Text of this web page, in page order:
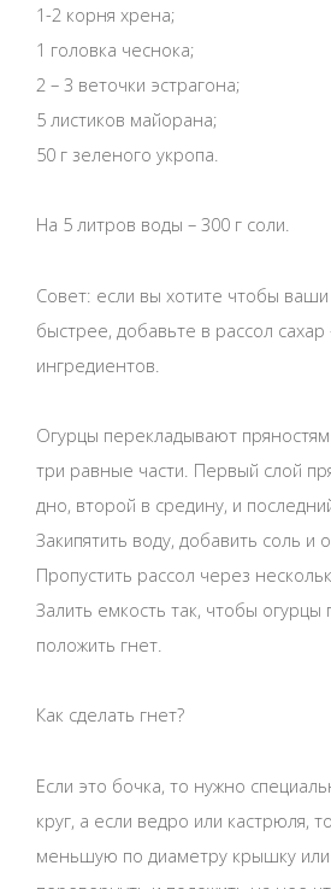
1-2 корня хрена;
1 головка чеснока;
2 – 3 веточки эстрагона;
5 листиков майорана;
50 г зеленого укропа.
На 5 литров воды – 300 г соли.
Совет: если вы хотите чтобы ваши
быстрее, добавьте в рассол сахар
ингредиентов.
Огурцы перекладывают
три равные части. Первый слой
дно, второй в средину, и
Закипятить воду, добавить соль и
Пропустить рассол через
Залить емкость так, чтобы огурцы
положить гнет.
Как сделать гнет?
Если это бочка, то нужно
круг, а если ведро или кастрюля,
меньшую по диаметру крышку или